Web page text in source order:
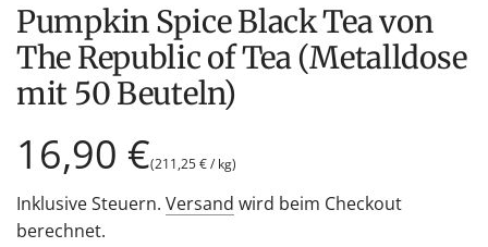
Pumpkin Spice Black Tea von
The Republic of Tea (Metalldose
mit 50 Beuteln)
Regulärer
Preis
16,90 €(211,25 €/ kg)
Inklusive Steuern. Versand wird beim Checkout
berechnet.